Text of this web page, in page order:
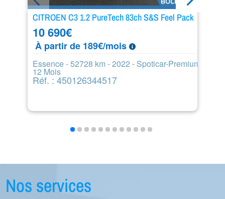
CITROEN C3 1.2 PureTech 83ch S&S Feel Pack
10 690€
À partir de 189€/mois
Essence - 52728 km - 2022 - Spoticar-Premium
12 Mois
Réf. : 450126344517
Nos services